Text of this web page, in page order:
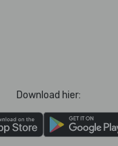
Download hier: